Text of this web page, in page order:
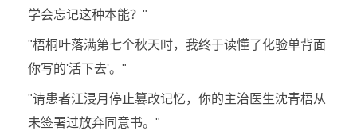
学会忘记这种本能？"
"梧桐叶落满第七个秋天时，我终于读懂了化验单背面
你写的'活下去'。"
"请患者江浸月停止篡改记忆，你的主治医生沈青梧从
未签署过放弃同意书。"